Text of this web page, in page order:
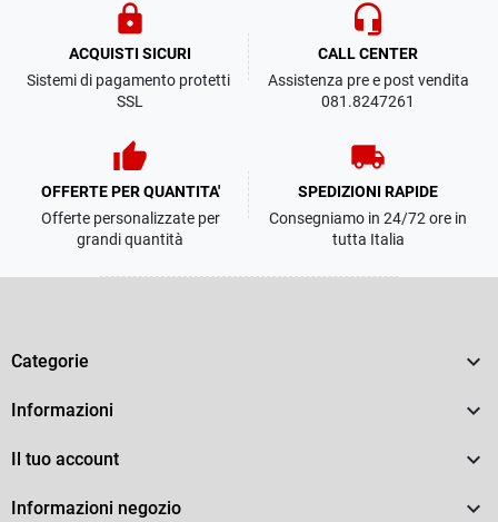
lock
ACQUISTI SICURI
Sistemi di pagamento protetti
SSL
headset_mic
CALL CENTER
Assistenza pre e post vendita
081.8247261
thumb_up
OFFERTE PER QUANTITA'
Offerte personalizzate per
grandi quantità
local_shipping
SPEDIZIONI RAPIDE
Consegniamo in 24/72 ore in
tutta Italia
Categorie 
Informazioni 
Il tuo account 
Informazioni negozio 